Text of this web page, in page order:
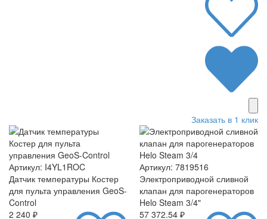
Заказать в 1 клик
Артикул: I4YL1ROC
Датчик температуры Костер
для пульта управления GeoS-
Control
2 240 ₽
Артикул: 7819516
Электроприводной сливной
клапан для парогенераторов
Helo Steam 3/4"
57 372.54 ₽